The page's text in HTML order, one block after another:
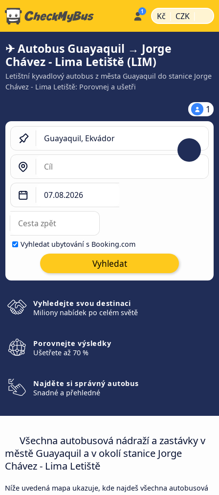
Kč | CZK |
✈ Autobus Guayaquil → Jorge
Chávez - Lima Letiště (LIM)
Letištní kyvadlový autobus z města Guayaquil do stanice Jorge
Chávez - Lima Letiště: Porovnej a ušetři
1
Vyhledat ubytování s Booking.com
Vyhledat
Vyhledejte svou destinaci
Miliony nabídek po celém světě
Porovnejte výsledky
Ušetřete až 70 %
Najděte si správný autobus
Snadné a přehledné
Všechna autobusová nádraží a zastávky v
městě Guayaquil a v okolí stanice Jorge
Chávez - Lima Letiště
Níže uvedená mapa ukazuje, kde najdeš všechna autobusová